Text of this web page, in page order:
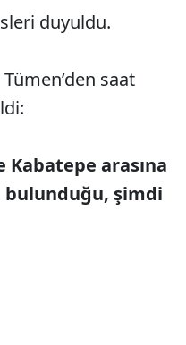
duyuldu.
saat
Kabatepe arasına
bulunduğu, şimdi